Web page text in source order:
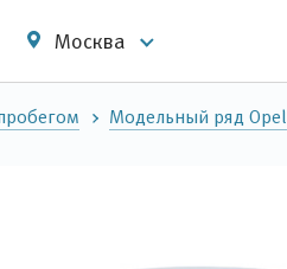
Москва
Модельный ряд Opel